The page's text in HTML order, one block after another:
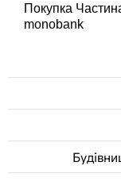
Покупка
monobank